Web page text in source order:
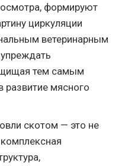
формируют
циркуляции
ветеринарным
тем самым
развитие мясного
скотом — это не